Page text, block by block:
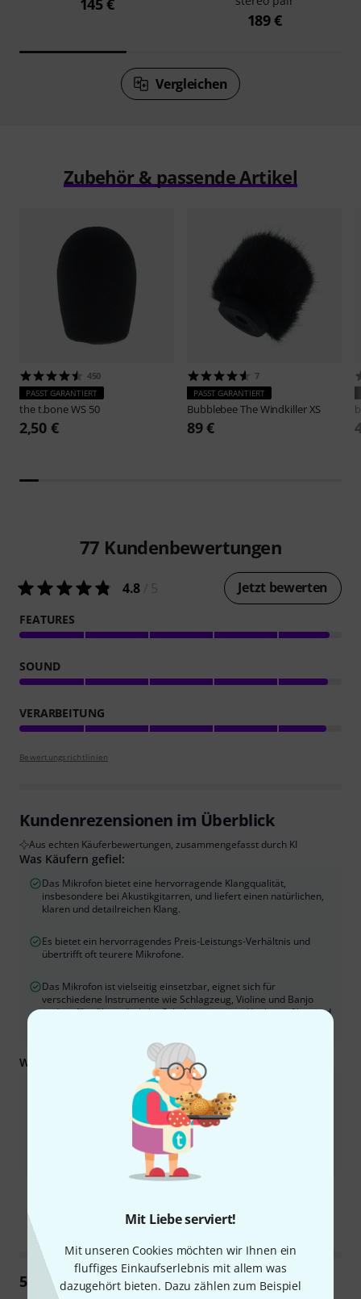
Mit Liebe serviert!
Mit unseren Cookies möchten wir Ihnen ein
fluffiges Einkaufserlebnis mit allem was
dazugehört bieten. Dazu zählen zum Beispiel
189 €
Vergleichen
Zubehör & passende Artikel
450
PASST GARANTIERT
the t.boneWS 50
2,50 €
7
PASST GARANTIERT
BubblebeeThe Windkiller XS
89 €
77 Kundenbewertungen
4.8 Jetzt bewerten
FEATURES
SOUND
VERARBEITUNG
Bewertungsrichtlinien
Kundenrezensionen im Überblick
Aus echten Käuferbewertungen, zusammengefasst durch KI
Was Käufern gefiel:
Das Mikrofon bietet eine hervorragende Klangqualität,
insbesondere bei Akustikgitarren, und liefert einen natürlichen,
klaren und detailreichen Klang.
Es bietet ein hervorragendes Preis-Leistungs-Verhältnis und
übertrifft oft teurere Mikrofone.
Das Mikrofon ist vielseitig einsetzbar, eignet sich für
verschiedene Instrumente wie Schlagzeug, Violine und Banjo
und verfügt über nützliche Schalter wie einen Hochpassfilter und
Was Sie außerdem wissen sollten:
Einige Benutzer berichteten von Problemen mit der Haltbarkeit
des Mikrofons; in einigen Fällen fiel es vorzeitig aus.
Die Boost-Funktion „Air“ ist zwar für manche Anwender nützlich,
kann aber bei bestimmten Anwendungen den Klang zu hell oder
Ist diese Zusammenfassung hilfreich?
Markieren Sie diese
Markieren Sie diese
52 Rezensionen